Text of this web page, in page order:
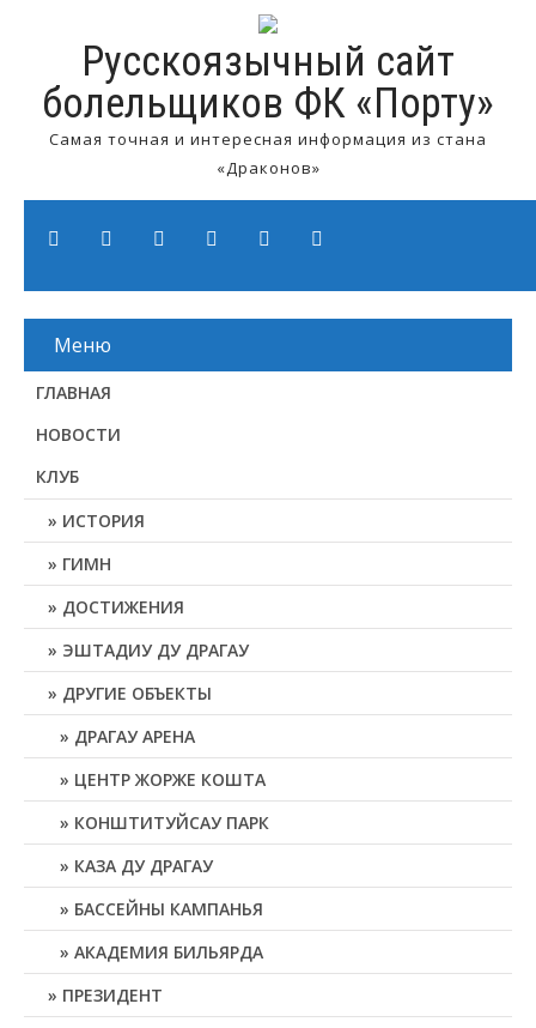
Русскоязычный сайт
болельщиков ФК «Порту»
Самая точная и интересная информация из стана
«Драконов»
Меню
ГЛАВНАЯ
НОВОСТИ
КЛУБ
ИСТОРИЯ
ГИМН
ДОСТИЖЕНИЯ
ЭШТАДИУ ДУ ДРАГАУ
ДРУГИЕ ОБЪЕКТЫ
ДРАГАУ АРЕНА
ЦЕНТР ЖОРЖЕ КОШТА
КОНШТИТУЙСАУ ПАРК
КАЗА ДУ ДРАГАУ
БАССЕЙНЫ КАМПАНЬЯ
АКАДЕМИЯ БИЛЬЯРДА
ПРЕЗИДЕНТ